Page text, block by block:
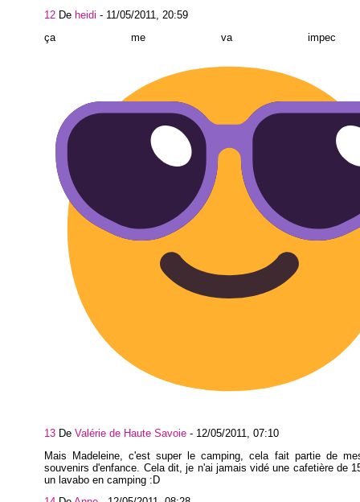
12 De heidi - 11/05/2011, 20:59
ça me va
13 De Valérie de Haute Savoie - 12/05/2011, 07:10
Mais Madeleine, c'est super le camping, cela fait partie de
souvenirs d'enfance. Cela dit, je n'ai jamais vidé une cafetière de
un lavabo en camping :D